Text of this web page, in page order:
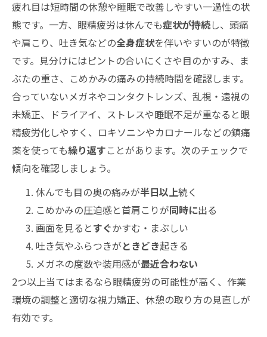
疲れ目は短時間の休憩や睡眠で改善しやすい一過性の状
態です。一方、眼精疲労は休んでも症状が持続し、頭痛
や肩こり、吐き気などの全身症状を伴いやすいのが特徴
です。見分けにはピントの合いにくさや目のかすみ、ま
ぶたの重さ、こめかみの痛みの持続時間を確認します。
合っていないメガネやコンタクトレンズ、乱視・遠視の
未矯正、ドライアイ、ストレスや睡眠不足が重なると眼
精疲労化しやすく、ロキソニンやカロナールなどの鎮痛
薬を使っても繰り返すことがあります。次のチェックで
傾向を確認しましょう。
休んでも目の奥の痛みが半日以上続く
こめかみの圧迫感と首肩こりが同時に出る
画面を見るとすぐかすむ・まぶしい
吐き気やふらつきがときどき起きる
メガネの度数や装用感が最近合わない
2つ以上当てはまるなら眼精疲労の可能性が高く、作業
環境の調整と適切な視力矯正、休憩の取り方の見直しが
有効です。